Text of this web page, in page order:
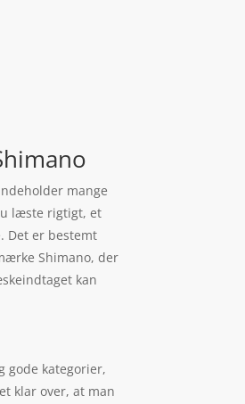
mange
læste rigtigt, et
Det er bestemt
Shimano, der
kan
gode kategorier,
klar over, at man